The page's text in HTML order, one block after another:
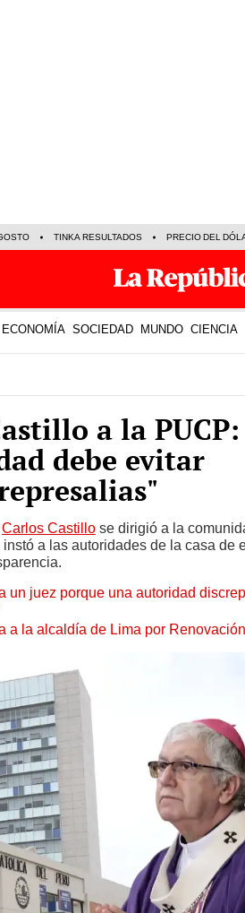
TINKA RESULTADOS PRECIO DEL
ECONOMÍA SOCIEDAD MUNDO CIENCIA
a la PUCP:
debe evitar
Carlos Castillo se dirigió a la
a las autoridades de la casa de
un juez porque una autoridad
a la alcaldía de Lima por